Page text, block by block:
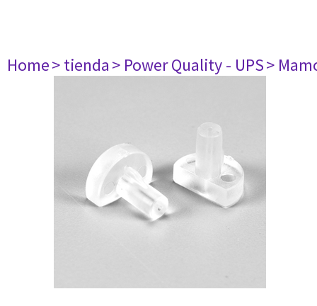
Home> tienda> Power Quality - UPS>